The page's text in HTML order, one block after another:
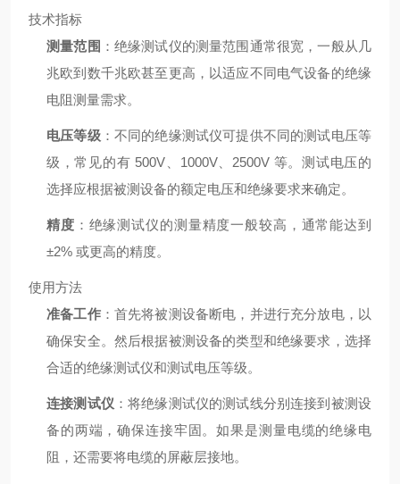
技术指标
测量范围 ：绝缘测试仪的测量范围通常很宽，一般从几
兆欧到数千兆欧甚至更高，以适应不同电气设备的绝缘
电阻测量需求。
电压等级：不同的绝缘测试仪可提供不同的测试电压等
级，常见的有 500V、1000V、2500V 等。测试电压的
选择应根据被测设备的额定电压和绝缘要求来确定。
精度 ：绝缘测试仪的测量精度一般较高，通常能达到
±2% 或更高的精度。
使用方法
准备工作：首先将被测设备断电，并进行充分放电，以
确保安全。然后根据被测设备的类型和绝缘要求，选择
合适的绝缘测试仪和测试电压等级。
连接测试仪 ：将绝缘测试仪的测试线分别连接到被测设
备的两端，确保连接牢固。如果是测量电缆的绝缘电
阻，还需要将电缆的屏蔽层接地。